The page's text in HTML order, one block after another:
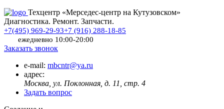
Техцентр «Мерседес-центр на Кутузовском»
Диагностика. Ремонт. Запчасти.
+7(495) 969-29-93+7 (916) 288-18-85
ежедневно 10:00-20:00
Заказать звонок
e-mail: mbcntr@ya.ru
адрес:
Москва, ул. Поклонная, д. 11, стр. 4
Задать вопрос